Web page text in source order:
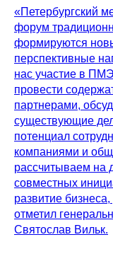
«Петербургский
форум
формируются
перспективные
нас участие в
провести
партнерами,
существующие
потенциал
компаниями и
рассчитываем на
совместных
развитие
отметил
Святослав Вильк.